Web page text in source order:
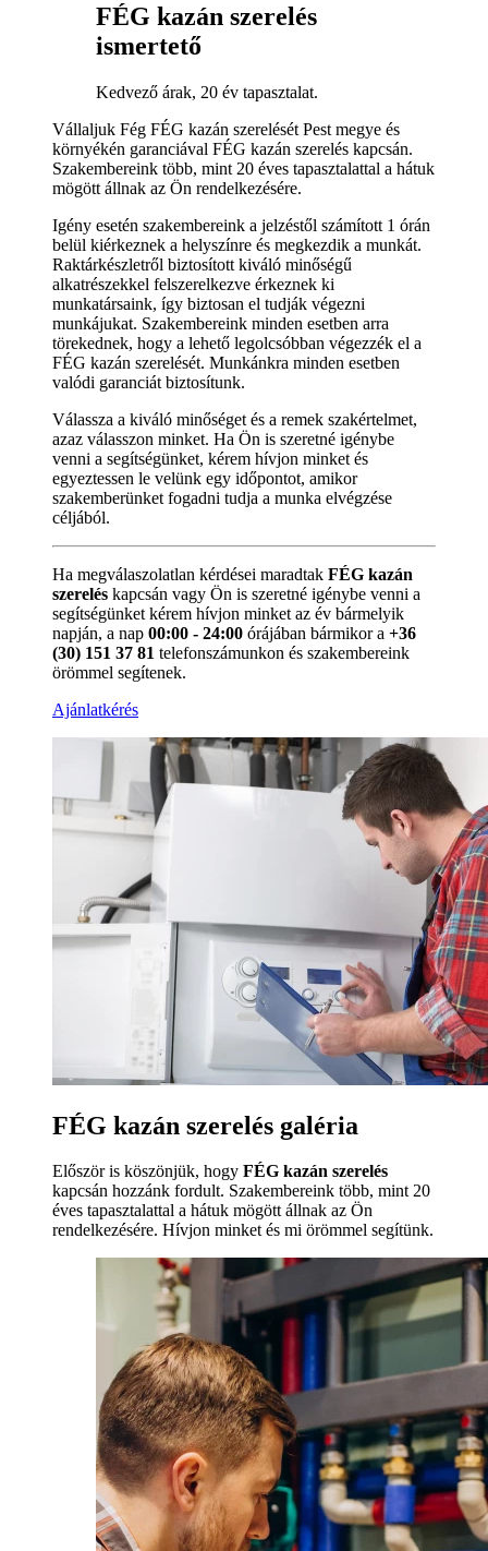
FÉG kazán szerelés
ismertető
Kedvező árak, 20 év tapasztalat.
Vállaljuk Fég FÉG kazán szerelését Pest megye és
környékén garanciával FÉG kazán szerelés kapcsán.
Szakembereink több, mint 20 éves tapasztalattal a hátuk
mögött állnak az Ön rendelkezésére.
Igény esetén szakembereink a jelzéstől számított 1 órán
belül kiérkeznek a helyszínre és megkezdik a munkát.
Raktárkészletről biztosított kiváló minőségű
alkatrészekkel felszerelkezve érkeznek ki
munkatársaink, így biztosan el tudják végezni
munkájukat. Szakembereink minden esetben arra
törekednek, hogy a lehető legolcsóbban végezzék el a
FÉG kazán szerelését. Munkánkra minden esetben
valódi garanciát biztosítunk.
Válassza a kiváló minőséget és a remek szakértelmet,
azaz válasszon minket. Ha Ön is szeretné igénybe
venni a segítségünket, kérem hívjon minket és
egyeztessen le velünk egy időpontot, amikor
szakemberünket fogadni tudja a munka elvégzése
céljából.
Ha megválaszolatlan kérdései maradtak FÉG kazán
szerelés kapcsán vagy Ön is szeretné igénybe venni a
segítségünket kérem hívjon minket az év bármelyik
napján, a nap 00:00 - 24:00 órájában bármikor a +36
(30) 151 37 81 telefonszámunkon és szakembereink
örömmel segítenek.
Ajánlatkérés
FÉG kazán szerelés galéria
Először is köszönjük, hogy FÉG kazán szerelés
kapcsán hozzánk fordult. Szakembereink több, mint 20
éves tapasztalattal a hátuk mögött állnak az Ön
rendelkezésére. Hívjon minket és mi örömmel segítünk.